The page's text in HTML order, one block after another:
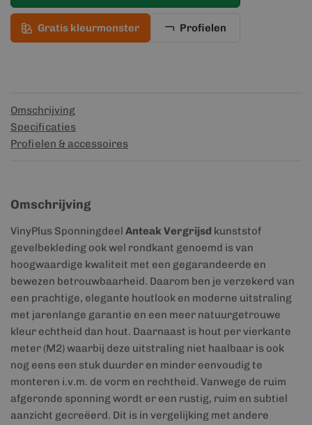
Gratis kleurmonster Profielen
Omschrijving
Specificaties
Profielen & accessoires
Omschrijving
VinyPlus Sponningdeel Anteak Vergrijsd kunststof
gevelbekleding ook wel rondkant genoemd is van
hoogwaardige kwaliteit met een gegarandeerde en
bewezen betrouwbaarheid. Daarom ben je verzekerd van
een prachtige, elegante houtlook en moderne uitstraling
met jarenlange garantie en een meer natuurgetrouwe
kleur echtheid dan hout. Daarnaast is hout per vierkante
meter (M2) waarbij deze uitstraling niet haalbaar is ook
nog eens een stuk duurder en minder eenvoudig te
monteren i.v.m. de vorm en rechtheid. Vanwege de ruim
afgeronde sponning wordt er een rustig, ruim en subtiel
aanzicht gecreëerd. Dit is in vergelijking met andere